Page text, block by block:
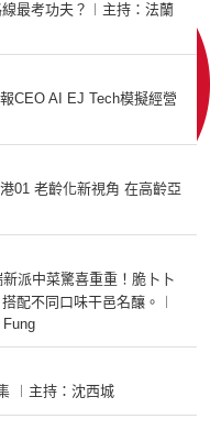
最考功夫？︱主持：法蘭
CEO AI EJ Tech模擬經營
01 老齡化新視角 在高齡亞
新派中菜驚喜重重！脆卜卜
配不同口味干邑名釀。︱
︱主持：沈西城